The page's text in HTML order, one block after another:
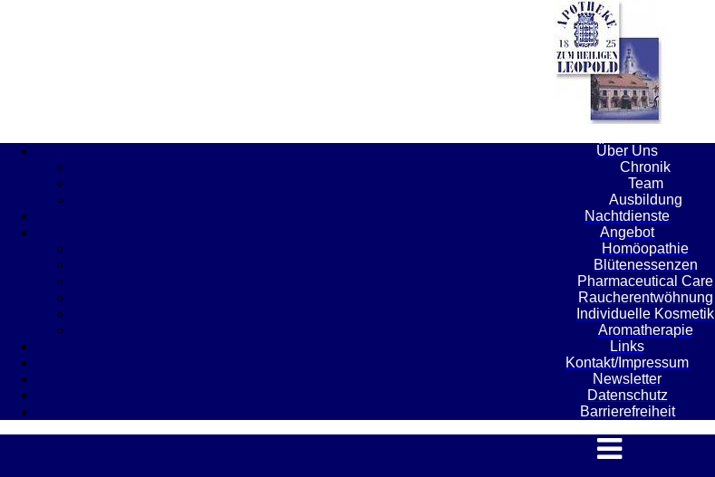
Über Uns
Chronik
Team
Ausbildung
Nachtdienste
Angebot
Homöopathie
Blütenessenzen
Pharmaceutical Care
Raucherentwöhnung
Individuelle Kosmetik
Aromatherapie
Links
Kontakt/Impressum
Newsletter
Datenschutz
Barrierefreiheit